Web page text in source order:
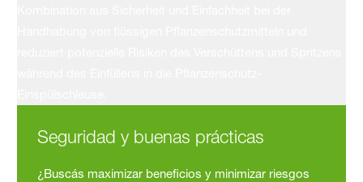
Seguridad y buenas prácticas
¿Buscás maximizar beneficios y minimizar riesgos